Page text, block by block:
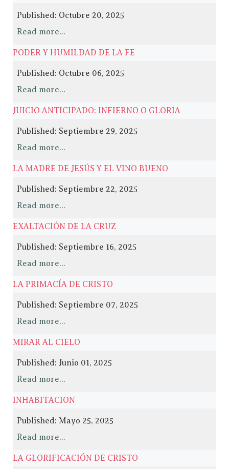
Published: Octubre 20, 2025
Read more...
PODER Y HUMILDAD DE LA FE
Published: Octubre 06, 2025
Read more...
JUICIO ANTICIPADO: INFIERNO O GLORIA
Published: Septiembre 29, 2025
Read more...
LA MADRE DE JESÚS Y EL VINO BUENO
Published: Septiembre 22, 2025
Read more...
EXALTACIÓN DE LA CRUZ
Published: Septiembre 16, 2025
Read more...
LA PRIMACÍA DE CRISTO
Published: Septiembre 07, 2025
Read more...
MIRAR AL CIELO
Published: Junio 01, 2025
Read more...
INHABITACION
Published: Mayo 25, 2025
Read more...
LA GLORIFICACIÓN DE CRISTO